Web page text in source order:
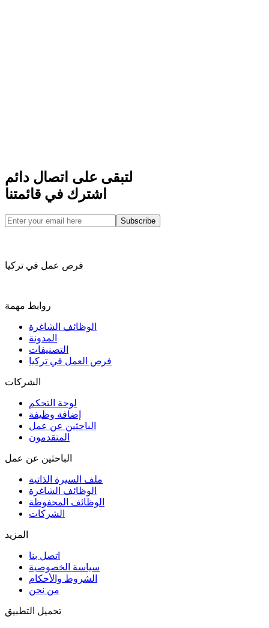
لتبقى على اتصال دائم
اشترك في قائمتنا
Subscribe
فرص عمل في تركيا
روابط مهمة
الوظائف الشاغرة
المدونة
التصنيفات
فرص العمل في تركيا
الشركات
لوحة التحكم
إضافة وظيفة
الباحثين عن عمل
المتقدمون
الباحثين عن عمل
ملف السيرة الذاتية
الوظائف الشاغرة
الوظائف المحفوظة
الشركات
المزيد
اتصل بنا
سياسة الخصوصية
الشروط والأحكام
من نحن
تحميل التطبيق